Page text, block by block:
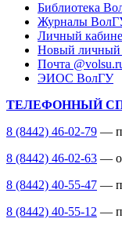
Библиотека
Журналы
Личный
Новый личный
Почта
ЭИОС ВолГУ
ТЕЛЕФОННЫЙ
8 (8442) 46-02-79 —
8 (8442) 46-02-63 —
8 (8442) 40-55-47 —
8 (8442) 40-55-12 —